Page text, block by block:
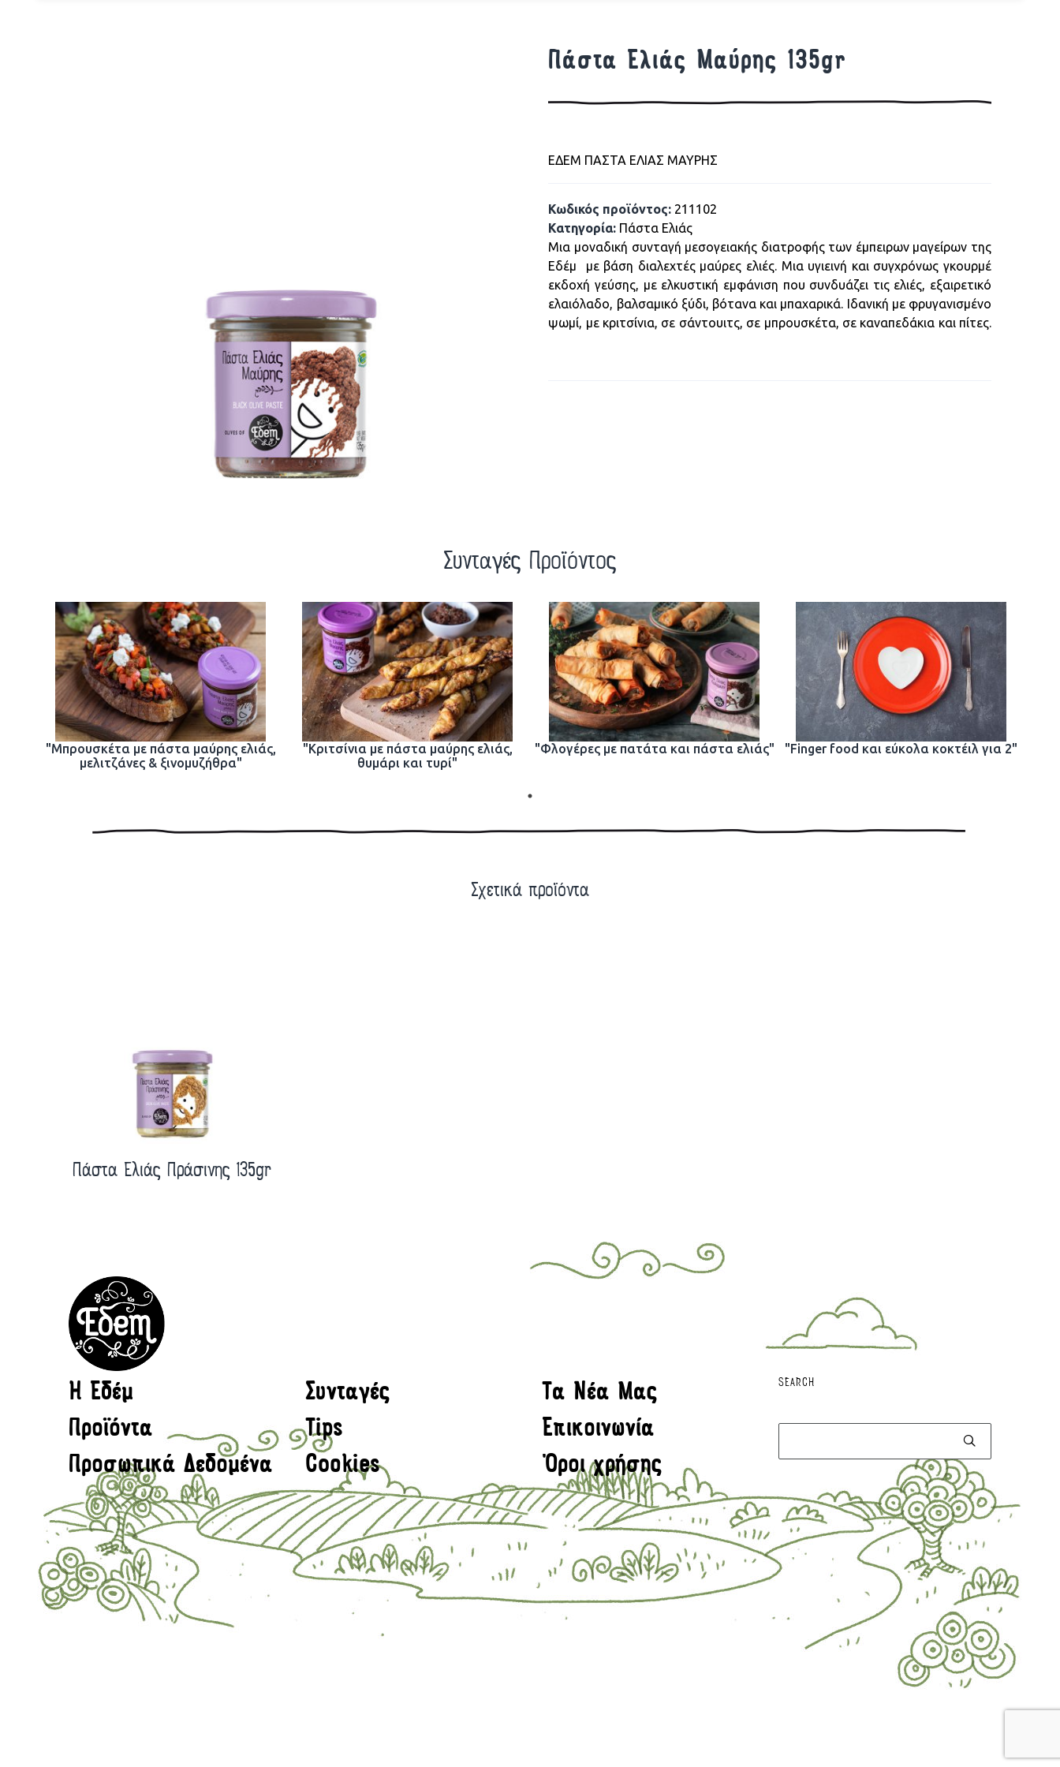
Πάστα Ελιάς Μαύρης 135gr
ΕΔΕΜ ΠΑΣΤΑ ΕΛΙΑΣ ΜΑΥΡΗΣ
Κωδικός προϊόντος: 211102
Κατηγορία: Πάστα Ελιάς
Μια μοναδική συνταγή μεσογειακής διατροφής των έμπειρων μαγείρων της
Εδέμ με βάση διαλεχτές μαύρες ελιές. Μια υγιεινή και συγχρόνως γκουρμέ
εκδοχή γεύσης, με ελκυστική εμφάνιση που συνδυάζει τις ελιές, εξαιρετικό
ελαιόλαδο, βαλσαμικό ξύδι, βότανα και μπαχαρικά. Ιδανική με φρυγανισμένο
ψωμί, με κριτσίνια, σε σάντουιτς, σε μπρουσκέτα, σε καναπεδάκια και πίτες.
Συνταγές Προϊόντος
"Μπρουσκέτα με πάστα μαύρης ελιάς,
μελιτζάνες & ξινομυζήθρα"
"Κριτσίνια με πάστα μαύρης ελιάς,
θυμάρι και τυρί"
"Φλογέρες με πατάτα και πάστα ελιάς" "Finger food και εύκολα κοκτέιλ για 2"
Σχετικά προϊόντα
Πάστα Ελιάς Πράσινης 135gr
H Εδέμ
Προϊόντα
Προσωπικά Δεδομένα
Συνταγές
Tips
Cookies
Τα Νέα Μας
Επικοινωνία
Όροι χρήσης
SEARCH